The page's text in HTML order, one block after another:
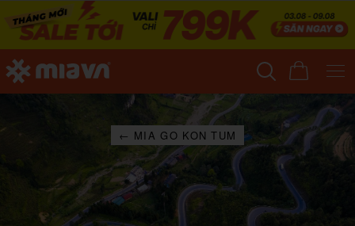
← MIA GO KON TUM